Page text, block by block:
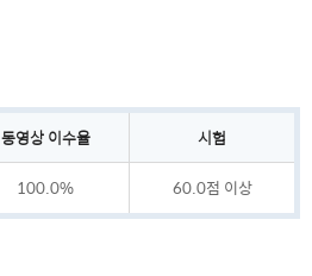
동영상 이수율
시험
100.0% 60.0점 이상